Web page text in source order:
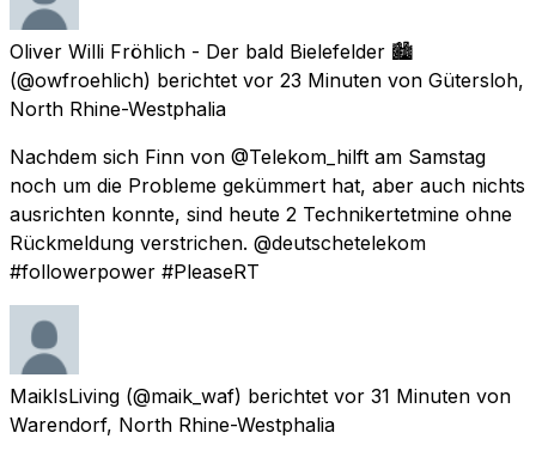
Oliver Willi Fröhlich - Der bald Bielefelder 🏙️
(@owfroehlich) berichtet vor 23 Minuten von Gütersloh,
North Rhine-Westphalia
Nachdem sich Finn von @Telekom_hilft am Samstag
noch um die Probleme gekümmert hat, aber auch nichts
ausrichten konnte, sind heute 2 Technikertetmine ohne
Rückmeldung verstrichen. @deutschetelekom
#followerpower #PleaseRT
MaikIsLiving (@maik_waf) berichtet vor 31 Minuten von
Warendorf, North Rhine-Westphalia